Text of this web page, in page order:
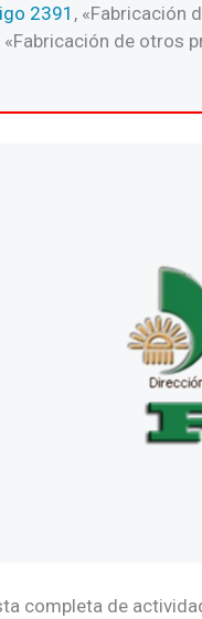
2391 , «Fabricación
«Fabricación de otros
completa de